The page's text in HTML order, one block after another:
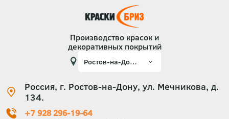
Производство красок и
декоративных покрытий
Россия, г. Ростов-на-Дону, ул. Мечникова, д.
134.
+7 928 296-19-64